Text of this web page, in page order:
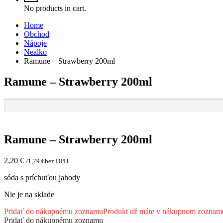
No products in cart.
Home
Obchod
Nápoje
Nealko
Ramune – Strawberry 200ml
Ramune – Strawberry 200ml
Ramune – Strawberry 200ml
2,20 € /1,79 €bez DPH
sóda s príchuťou jahody
Nie je na sklade
Pridať do nákupnému zoznamuProdukt už máte v nákupnom
Pridať do nákupnému zoznamu